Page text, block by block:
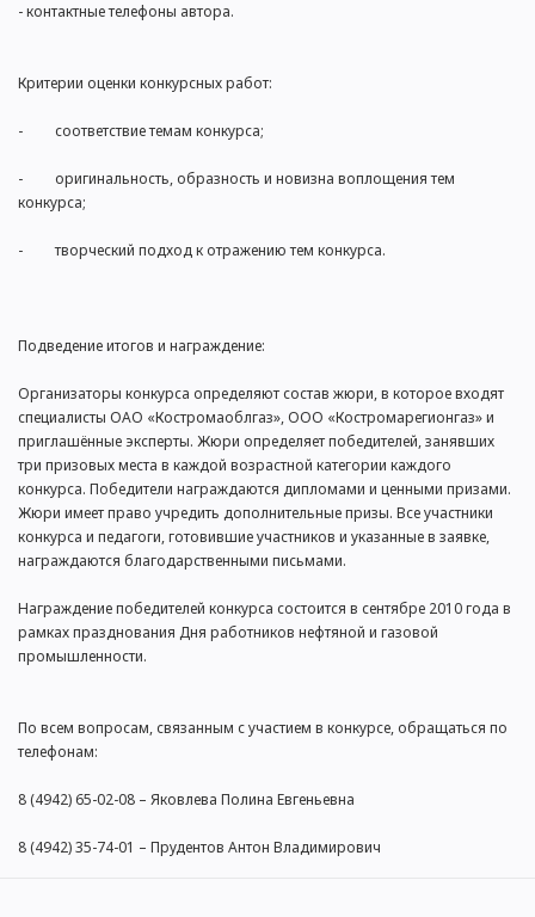
- контактные телефоны автора.
Критерии оценки конкурсных работ:
- соответствие темам конкурса;
- оригинальность, образность и новизна воплощения тем
конкурса;
- творческий подход к отражению тем конкурса.
Подведение итогов и награждение:
Организаторы конкурса определяют состав жюри, в которое входят
специалисты ОАО «Костромаоблгаз», ООО «Костромарегионгаз» и
приглашённые эксперты. Жюри определяет победителей, занявших
три призовых места в каждой возрастной категории каждого
конкурса. Победители награждаются дипломами и ценными призами.
Жюри имеет право учредить дополнительные призы. Все участники
конкурса и педагоги, готовившие участников и указанные в заявке,
награждаются благодарственными письмами.
Награждение победителей конкурса состоится в сентябре 2010 года в
рамках празднования Дня работников нефтяной и газовой
промышленности.
По всем вопросам, связанным с участием в конкурсе, обращаться по
телефонам:
8 (4942) 65-02-08 – Яковлева Полина Евгеньевна
8 (4942) 35-74-01 – Прудентов Антон Владимирович